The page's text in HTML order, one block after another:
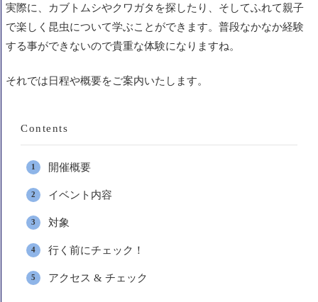
実際に、カブトムシやクワガタを探したり、そしてふれて親子
で楽しく昆虫について学ぶことができます。普段なかなか経験
する事ができないので貴重な体験になりますね。
それでは日程や概要をご案内いたします。
Contents
開催概要
イベント内容
対象
行く前にチェック！
アクセス & チェック